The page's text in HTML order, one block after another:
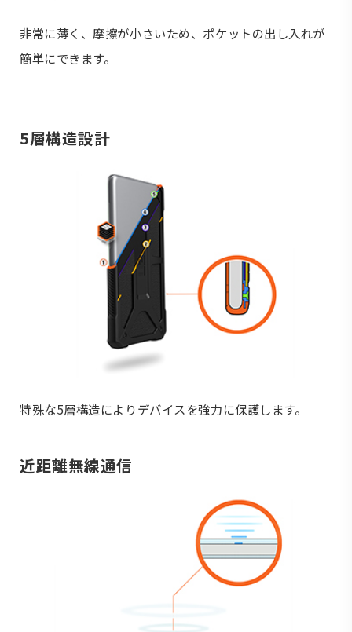
非常に薄く、摩擦が小さいため、ポケットの出し入れが
簡単にできます。
5層構造設計
特殊な5層構造によりデバイスを強力に保護します。
近距離無線通信